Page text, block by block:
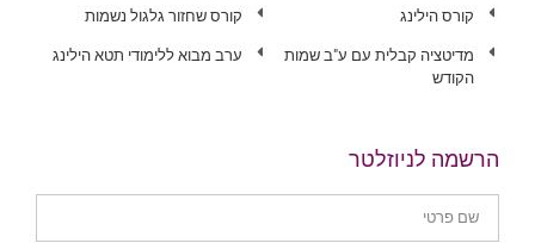
קורס הילינג
מדיטציה קבלית עם ע"ב שמות
הקודש
קורס שחזור גלגול נשמות
ערב מבוא ללימודי תטא הילינג
הרשמה לניוזלטר